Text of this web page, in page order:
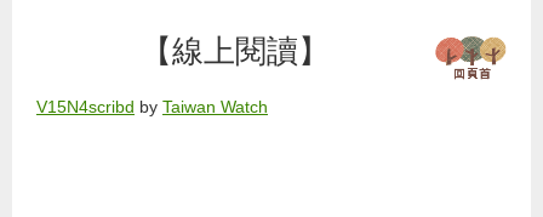
【線上閱讀】
V15N4scribd by Taiwan Watch